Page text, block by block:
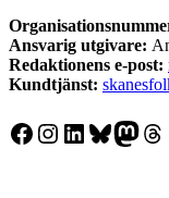
Ansvarig utgivare:
Redaktionens e-post:
Kundtjänst:
Facebook
Instagram
LinkedIn
Bluesky